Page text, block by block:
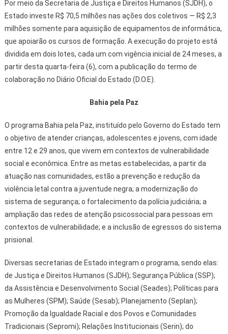
Por meio da Secretaria de Justiça e Direitos Humanos (SJDH), o
Estado investe R$ 70,5 milhões nas ações dos coletivos — R$ 2,3
milhões somente para aquisição de equipamentos de informática,
que apoiarão os cursos de formação. A execução do projeto está
dividida em dois lotes, cada um com vigência inicial de 24 meses, a
partir desta quarta-feira (6), com a publicação do termo de
colaboração no Diário Oficial do Estado (D.O.E).
Bahia pela Paz
O programa Bahia pela Paz, instituído pelo Governo do Estado tem
o objetivo de atender crianças, adolescentes e jovens, com idade
entre 12 e 29 anos, que vivem em contextos de vulnerabilidade
social e econômica. Entre as metas estabelecidas, a partir da
atuação nas comunidades, estão a prevenção e redução da
violência letal contra a juventude negra; a modernização do
sistema de segurança; o fortalecimento da polícia judiciária; a
ampliação das redes de atenção psicossocial para pessoas em
contextos de vulnerabilidade; e a inclusão de egressos do sistema
prisional.
Diversas secretarias de Estado integram o programa, sendo elas:
de Justiça e Direitos Humanos (SJDH); Segurança Pública (SSP);
da Assistência e Desenvolvimento Social (Seades); Políticas para
as Mulheres (SPM); Saúde (Sesab); Planejamento (Seplan);
Promoção da Igualdade Racial e dos Povos e Comunidades
Tradicionais (Sepromi); Relações Institucionais (Serin); do